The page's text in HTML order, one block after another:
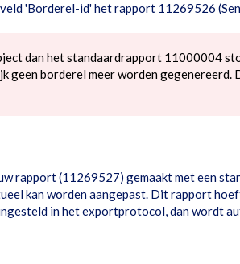
'Borderel-id' het rapport 11269526
dan het standaardrapport 11000004
geen borderel meer worden gegenereerd.
rapport (11269527) gemaakt met een
kan worden aangepast. Dit rapport
in het exportprotocol, dan wordt